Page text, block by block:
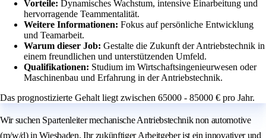
Vorteile: Dynamisches Wachstum, intensive Einarbeitung und
hervorragende Teammentalität.
Weitere Informationen: Fokus auf persönliche Entwicklung
und Teamarbeit.
Warum dieser Job: Gestalte die Zukunft der Antriebstechnik in
einem freundlichen und unterstützenden Umfeld.
Qualifikationen: Studium im Wirtschaftsingenieurwesen oder
Maschinenbau und Erfahrung in der Antriebstechnik.
Das prognostizierte Gehalt liegt zwischen 65000 - 85000 € pro Jahr.
Wir suchen Spartenleiter mechanische Antriebstechnik non automotive
(m/w/d) in Wiesbaden. Ihr zukünftiger Arbeitgeber ist ein innovativer und